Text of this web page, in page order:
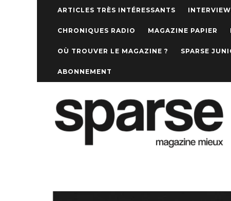
ARTICLES TRÈS INTÉRESSANTS
CHRONIQUES RADIO MAGAZINE PAPIER
OÙ TROUVER LE MAGAZINE ? SPARSE
ABONNEMENT